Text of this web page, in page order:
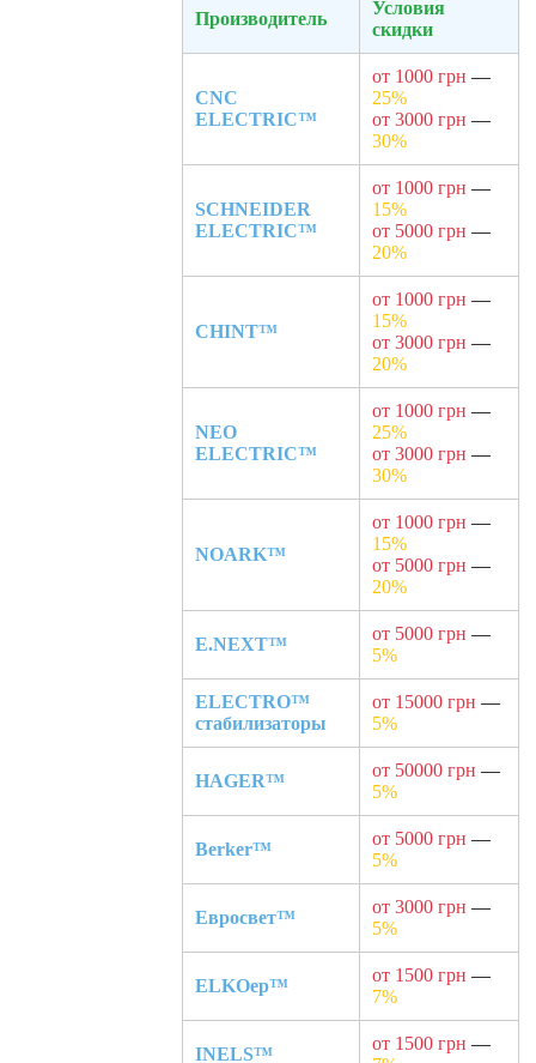
Производитель
Условия
скидки
CNC
ELECTRIC™
от 1000 грн —
25%
от 3000 грн —
30%
SCHNEIDER
ELECTRIC™
от 1000 грн —
15%
от 5000 грн —
20%
CHINT™
от 1000 грн —
15%
от 3000 грн —
20%
NEO
ELECTRIC™
от 1000 грн —
25%
от 3000 грн —
30%
NOARK™
от 1000 грн —
15%
от 5000 грн —
20%
E.NEXT™
от 5000 грн —
5%
ELECTRO™
стабилизаторы
от 15000 грн —
5%
HAGER™
от 50000 грн —
5%
Berker™
от 5000 грн —
5%
Евросвет™
от 3000 грн —
5%
ELKOep™
от 1500 грн —
7%
INELS™
от 1500 грн —